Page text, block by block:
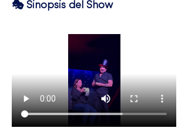
🎭 Sinopsis del Show